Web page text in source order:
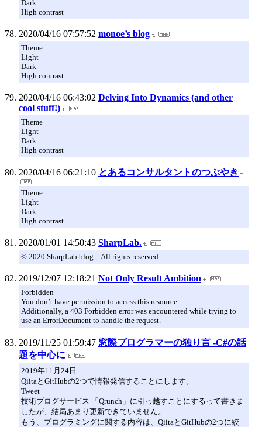
Dark
High contrast
2020/04/16 07:57:52 monoe’s blog
Theme
Light
Dark
High contrast
2020/04/16 06:43:02 Delving Into Dynamics (and other
cool stuff!)
Theme
Light
Dark
High contrast
2020/04/16 06:21:10 とあるコンサルタントのつぶやき
Theme
Light
Dark
High contrast
2020/01/01 14:50:43 SharpLab.
© 2020 SharpLab blog – All rights reserved
2019/12/07 12:18:21 Not Only Result Ambition
Forbidden
You don’t have permission to access this resource.
Additionally, a 403 Forbidden error was encountered while trying to
use an ErrorDocument to handle the request.
2019/11/25 01:59:47 窓際プログラマーの独り言 -C#の話
題を中心に
2019年11月24日
QiitaとGitHubの2つで情報発信することにします。
Tweet
技術ブログサービス 「Qrunch」に引っ越すことにするって書きま
したが、結局あまり更新できていません。
もう、プログラミングに関する内容は、QiitaとGitHubの2つに絞